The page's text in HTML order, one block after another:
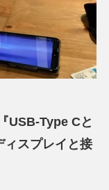
『USB-Type Cと
ィスプレイと接